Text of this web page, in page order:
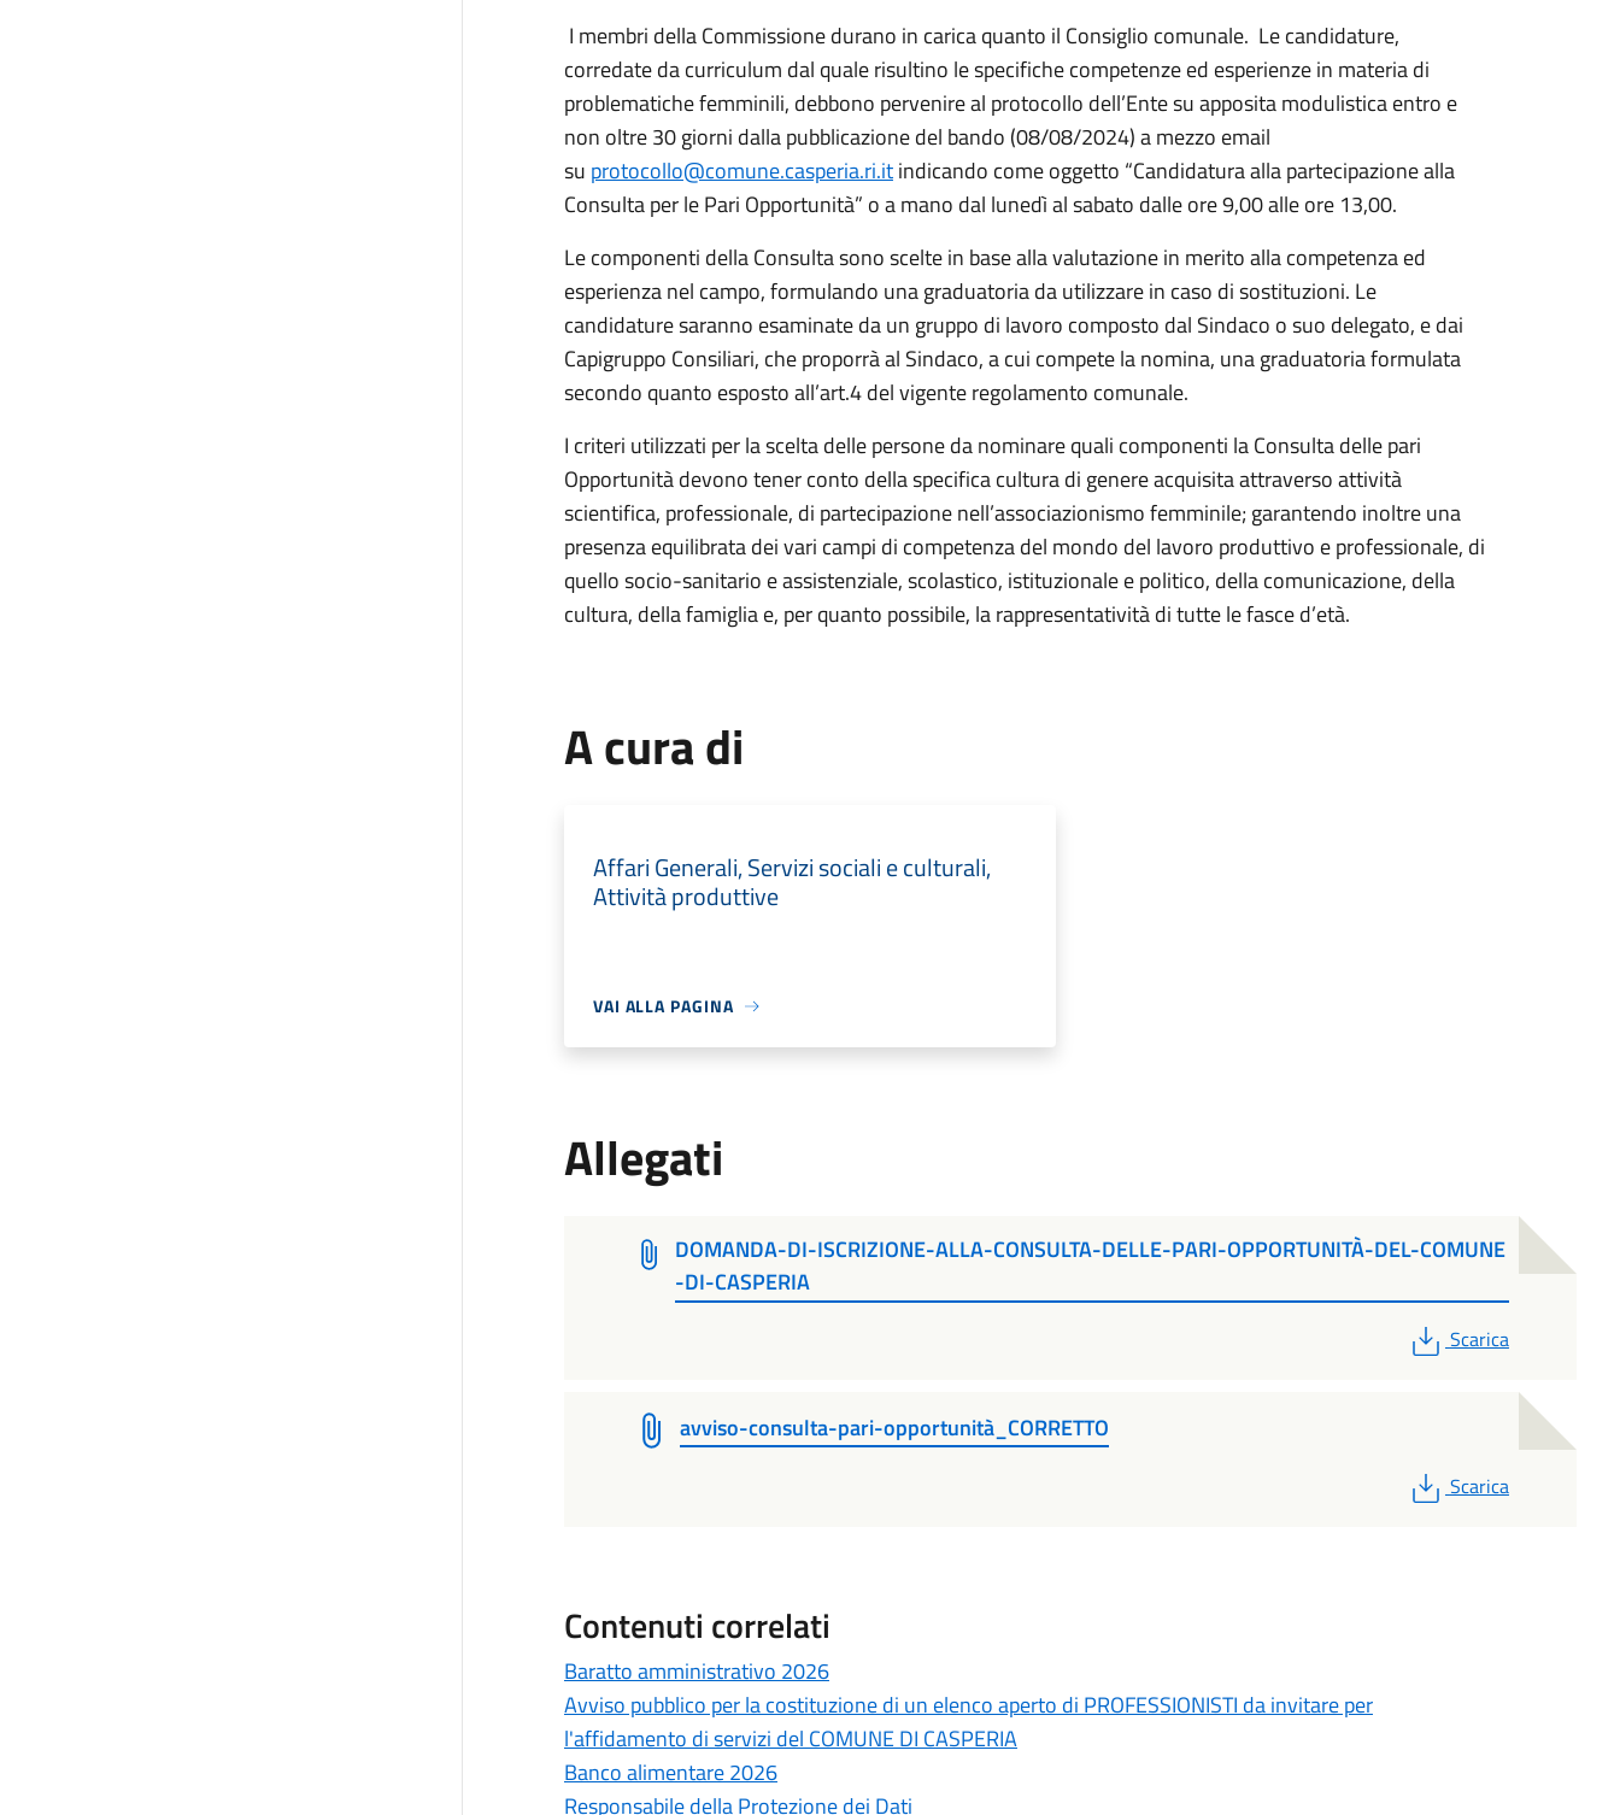
I membri della Commissione durano in carica quanto il Consiglio comunale. Le candidature,
corredate da curriculum dal quale risultino le specifiche competenze ed esperienze in materia di
problematiche femminili, debbono pervenire al protocollo dell’Ente su apposita modulistica entro e
non oltre 30 giorni dalla pubblicazione del bando (08/08/2024) a mezzo email
su protocollo@comune.casperia.ri.itindicando come oggetto “Candidatura alla partecipazione alla
Consulta per le Pari Opportunità” o a mano dal lunedì al sabato dalle ore 9,00 alle ore 13,00.
Le componenti della Consulta sono scelte in base alla valutazione in merito alla competenza ed
esperienza nel campo, formulando una graduatoria da utilizzare in caso di sostituzioni. Le
candidature saranno esaminate da un gruppo di lavoro composto dal Sindaco o suo delegato, e dai
Capigruppo Consiliari, che proporrà al Sindaco, a cui compete la nomina, una graduatoria formulata
secondo quanto esposto all’art.4 del vigente regolamento comunale.
I criteri utilizzati per la scelta delle persone da nominare quali componenti la Consulta delle pari
Opportunità devono tener conto della specifica cultura di genere acquisita attraverso attività
scientifica, professionale, di partecipazione nell’associazionismo femminile; garantendo inoltre una
presenza equilibrata dei vari campi di competenza del mondo del lavoro produttivo e professionale, di
quello socio-sanitario e assistenziale, scolastico, istituzionale e politico, della comunicazione, della
cultura, della famiglia e, per quanto possibile, la rappresentatività di tutte le fasce d’età.
A cura di
Affari Generali, Servizi sociali e culturali,
Attività produttive
VAI ALLA PAGINA
Allegati
DOMANDA-DI-ISCRIZIONE-ALLA-CONSULTA-DELLE-PARI-OPPORTUNITÀ-DEL-COMUNE
-DI-CASPERIA
PDF
Scarica
avviso-consulta-pari-opportunità_CORRETTO
PDF
Scarica
Contenuti correlati
Baratto amministrativo 2026
Avviso pubblico per la costituzione di un elenco aperto di PROFESSIONISTI da invitare per
l'affidamento di servizi del COMUNE DI CASPERIA
Banco alimentare 2026
Responsabile della Protezione dei Dati